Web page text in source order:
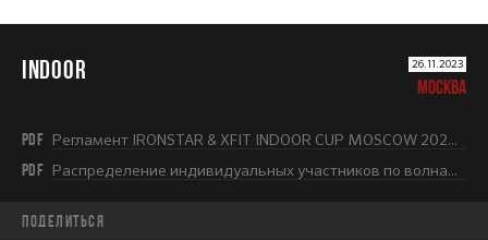
INDOOR 26.11.2023
МОСКВА
PDF Регламент IRONSTAR & XFIT INDOOR CUP MOSCOW 2023-2024.pdf
PDF Распределение индивидуальных участников по волнам (1 этап).pdf
Поделиться